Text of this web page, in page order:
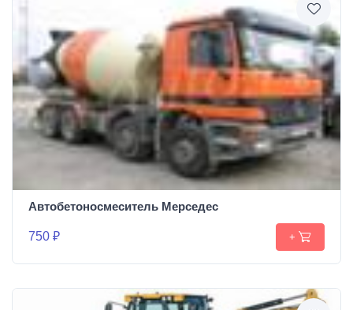
Автобетоносмеситель Мерседес
750 ₽ +